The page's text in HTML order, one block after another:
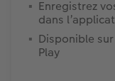
Enregistrez
dans
Disponible
Play